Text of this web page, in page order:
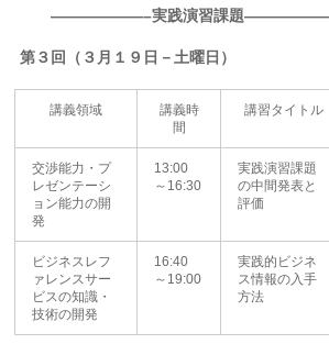
——————–実践演習課題
第３回（３月１９日－土曜日）
講義領域
講義時
間
講習タイトル
交渉能力・プ
レゼンテーシ
ョン能力の開
発
13:00
～16:30
実践演習課題
の中間発表と
評価
ビジネスレフ
ァレンスサー
ビスの知識・
技術の開発
16:40
～19:00
実践的ビジネ
ス情報の入手
方法